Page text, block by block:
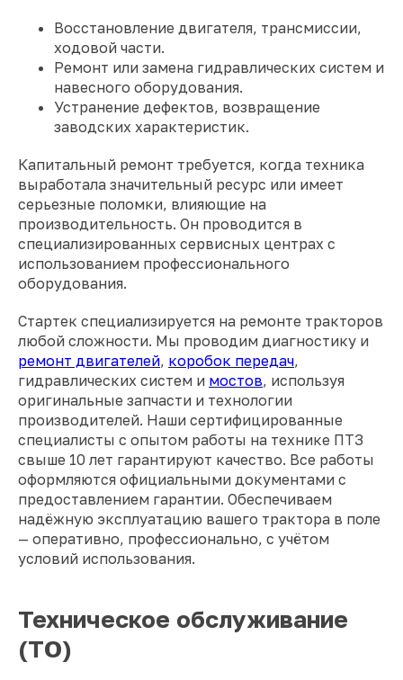
Восстановление двигателя, трансмиссии,
ходовой части.
Ремонт или замена гидравлических систем и
навесного оборудования.
Устранение дефектов, возвращение
заводских характеристик.
Капитальный ремонт требуется, когда техника
выработала значительный ресурс или имеет
серьезные поломки, влияющие на
производительность. Он проводится в
специализированных сервисных центрах с
использованием профессионального
оборудования.
Стартек специализируется на ремонте тракторов
любой сложности. Мы проводим диагностику и
ремонт двигателей, коробок передач,
гидравлических систем и мостов, используя
оригинальные запчасти и технологии
производителей. Наши сертифицированные
специалисты с опытом работы на технике ПТЗ
свыше 10 лет гарантируют качество. Все работы
оформляются официальными документами с
предоставлением гарантии. Обеспечиваем
надёжную эксплуатацию вашего трактора в поле
— оперативно, профессионально, с учётом
условий использования.
Техническое обслуживание
(ТО)